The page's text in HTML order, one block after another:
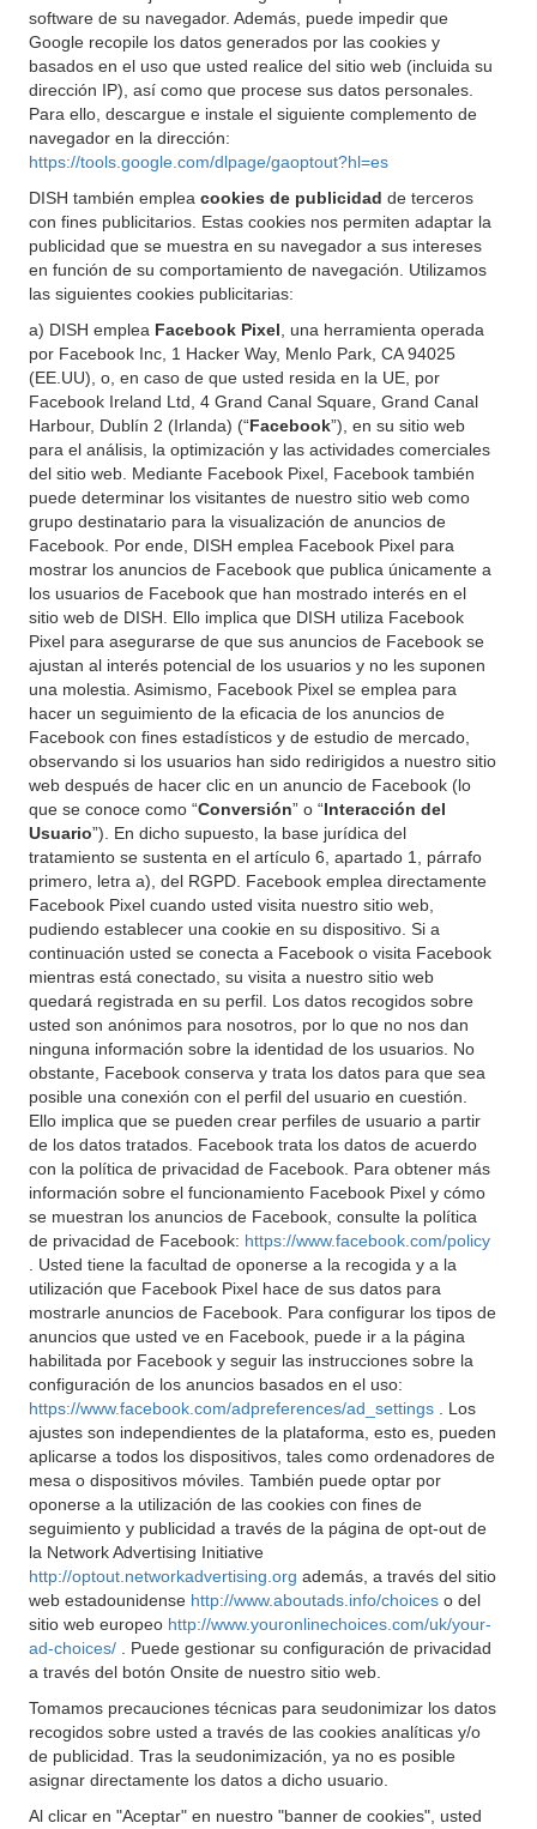
software de su navegador. Además, puede impedir que
Google recopile los datos generados por las cookies y
basados en el uso que usted realice del sitio web (incluida su
dirección IP), así como que procese sus datos personales.
Para ello, descargue e instale el siguiente complemento de
navegador en la dirección:
https://tools.google.com/dlpage/gaoptout?hl=es
DISH también emplea cookies de publicidad de terceros
con fines publicitarios. Estas cookies nos permiten adaptar la
publicidad que se muestra en su navegador a sus intereses
en función de su comportamiento de navegación. Utilizamos
las siguientes cookies publicitarias:
a) DISH emplea Facebook Pixel , una herramienta operada
por Facebook Inc, 1 Hacker Way, Menlo Park, CA 94025
(EE.UU), o, en caso de que usted resida en la UE, por
Facebook Ireland Ltd, 4 Grand Canal Square, Grand Canal
Harbour, Dublín 2 (Irlanda) (“Facebook”), en su sitio web
para el análisis, la optimización y las actividades comerciales
del sitio web. Mediante Facebook Pixel, Facebook también
puede determinar los visitantes de nuestro sitio web como
grupo destinatario para la visualización de anuncios de
Facebook. Por ende, DISH emplea Facebook Pixel para
mostrar los anuncios de Facebook que publica únicamente a
los usuarios de Facebook que han mostrado interés en el
sitio web de DISH. Ello implica que DISH utiliza Facebook
Pixel para asegurarse de que sus anuncios de Facebook se
ajustan al interés potencial de los usuarios y no les suponen
una molestia. Asimismo, Facebook Pixel se emplea para
hacer un seguimiento de la eficacia de los anuncios de
Facebook con fines estadísticos y de estudio de mercado,
observando si los usuarios han sido redirigidos a nuestro sitio
web después de hacer clic en un anuncio de Facebook (lo
que se conoce como “Conversión” o “Interacción del
Usuario”). En dicho supuesto, la base jurídica del
tratamiento se sustenta en el artículo 6, apartado 1, párrafo
primero, letra a), del RGPD. Facebook emplea directamente
Facebook Pixel cuando usted visita nuestro sitio web,
pudiendo establecer una cookie en su dispositivo. Si a
continuación usted se conecta a Facebook o visita Facebook
mientras está conectado, su visita a nuestro sitio web
quedará registrada en su perfil. Los datos recogidos sobre
usted son anónimos para nosotros, por lo que no nos dan
ninguna información sobre la identidad de los usuarios. No
obstante, Facebook conserva y trata los datos para que sea
posible una conexión con el perfil del usuario en cuestión.
Ello implica que se pueden crear perfiles de usuario a partir
de los datos tratados. Facebook trata los datos de acuerdo
con la política de privacidad de Facebook. Para obtener más
información sobre el funcionamiento Facebook Pixel y cómo
se muestran los anuncios de Facebook, consulte la política
de privacidad de Facebook: https://www.facebook.com/policy
. Usted tiene la facultad de oponerse a la recogida y a la
utilización que Facebook Pixel hace de sus datos para
mostrarle anuncios de Facebook. Para configurar los tipos de
anuncios que usted ve en Facebook, puede ir a la página
habilitada por Facebook y seguir las instrucciones sobre la
configuración de los anuncios basados en el uso:
https://www.facebook.com/adpreferences/ad_settings
. Los
ajustes son independientes de la plataforma, esto es, pueden
aplicarse a todos los dispositivos, tales como ordenadores de
mesa o dispositivos móviles. También puede optar por
oponerse a la utilización de las cookies con fines de
seguimiento y publicidad a través de la página de opt-out de
la Network Advertising Initiative
http://optout.networkadvertising.org además, a través del sitio
web estadounidense http://www.aboutads.info/choices o del
sitio web europeo http://www.youronlinechoices.com/uk/your-
ad-choices/
. Puede gestionar su configuración de privacidad
a través del botón Onsite de nuestro sitio web.
Tomamos precauciones técnicas para seudonimizar los datos
recogidos sobre usted a través de las cookies analíticas y/o
de publicidad. Tras la seudonimización, ya no es posible
asignar directamente los datos a dicho usuario.
Al clicar en "Aceptar" en nuestro "banner de cookies", usted